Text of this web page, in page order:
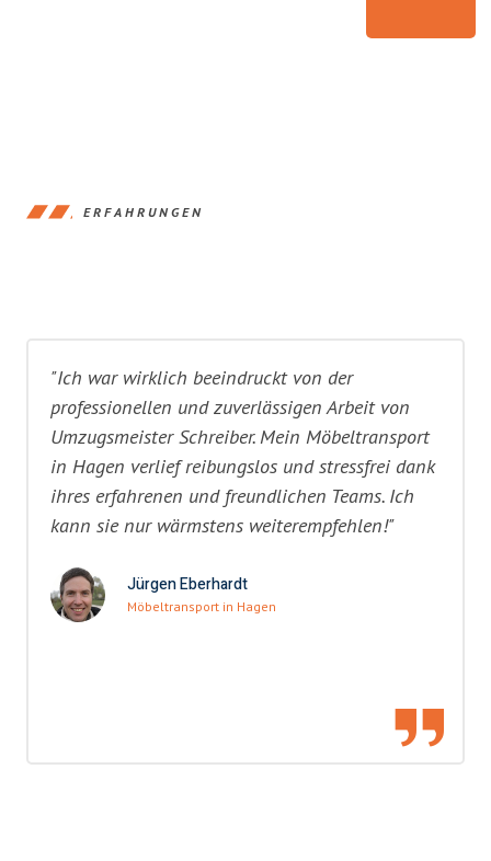
ERFAHRUNGEN
"Ich war wirklich beeindruckt von der
professionellen und zuverlässigen Arbeit von
Umzugsmeister Schreiber. Mein Möbeltransport
in Hagen verlief reibungslos und stressfrei dank
ihres erfahrenen und freundlichen Teams. Ich
kann sie nur wärmstens weiterempfehlen!"
Jürgen Eberhardt
Möbeltransport in Hagen